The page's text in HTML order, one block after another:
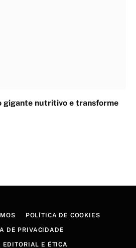
gigante nutritivo e transforme
POLÍTICA DE COOKIES
DE PRIVACIDADE
EDITORIAL E ÉTICA